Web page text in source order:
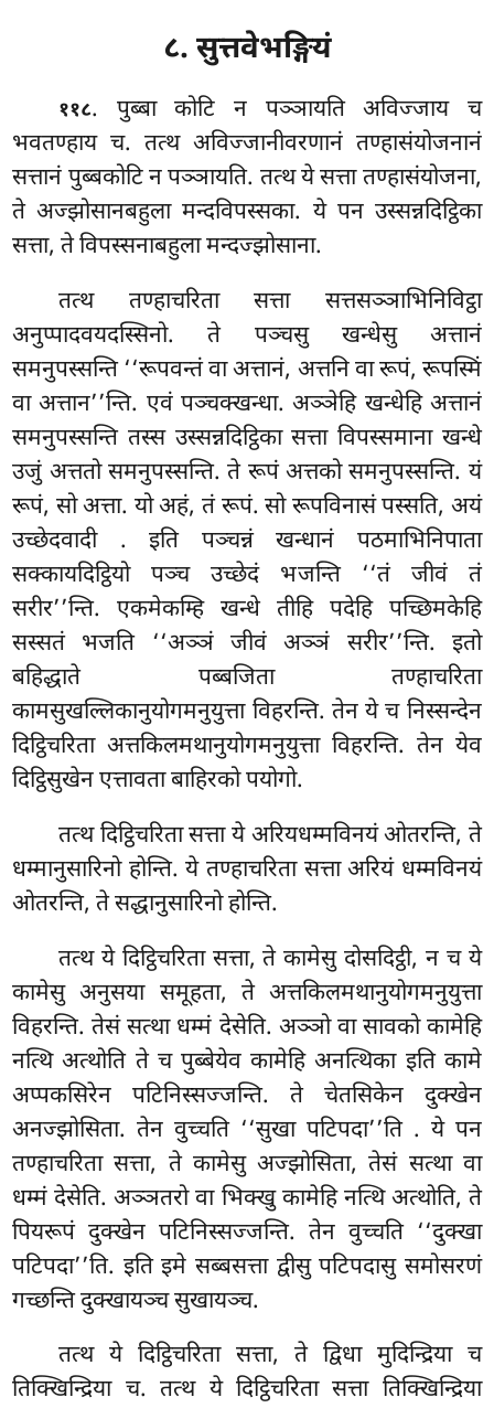
८. सुत्तवेभङ्गियं
११८. पुब्बाकोटि न पञ्ञायति अविज्जाय च
भवतण्हाय च. तत्थ अविज्जानीवरणानं तण्हासंयोजनानं
सत्तानं पुब्बकोटि न पञ्ञायति. तत्थ ये सत्ता तण्हासंयोजना,
ते अज्झोसानबहुला मन्दविपस्सका. ये पन उस्सन्नदिट्ठिका
सत्ता, ते विपस्सनाबहुला मन्दज्झोसाना.
तत्थ तण्हाचरिता सत्ता सत्तसञ्ञाभिनिविट्ठा
अनुप्पादवयदस्सिनो. ते पञ्चसु खन्धेसु अत्तानं
समनुपस्सन्ति ‘‘रूपवन्तं वा अत्तानं, अत्तनि वा रूपं, रूपस्मिं
वा अत्तान’’न्ति. एवं पञ्चक्खन्धा. अञ्ञेहि खन्धेहि अत्तानं
समनुपस्सन्ति तस्स उस्सन्नदिट्ठिका सत्ता विपस्समाना खन्धे
उजुं अत्ततो समनुपस्सन्ति. ते रूपं अत्तको समनुपस्सन्ति. यं
रूपं, सो अत्ता. यो अहं, तं रूपं. सो रूपविनासं पस्सति, अयं
उच्छेदवादी . इति पञ्चन्नं खन्धानं पठमाभिनिपाता
सक्कायदिट्ठियो पञ्च उच्छेदं भजन्ति ‘‘तं जीवं तं
सरीर’’न्ति. एकमेकम्हि खन्धे तीहि पदेहि पच्छिमकेहि
सस्सतं भजति ‘‘अञ्ञं जीवं अञ्ञं सरीर’’न्ति. इतो
बहिद्धाते पब्बजिता तण्हाचरिता
कामसुखल्लिकानुयोगमनुयुत्ता विहरन्ति. तेन ये च निस्सन्देन
दिट्ठिचरिता अत्तकिलमथानुयोगमनुयुत्ता विहरन्ति. तेन येव
दिट्ठिसुखेन एत्तावता बाहिरको पयोगो.
तत्थ दिट्ठिचरिता सत्ता ये अरियधम्मविनयं ओतरन्ति, ते
धम्मानुसारिनो होन्ति. ये तण्हाचरिता सत्ता अरियं धम्मविनयं
ओतरन्ति, ते सद्धानुसारिनो होन्ति.
तत्थ ये दिट्ठिचरिता सत्ता, ते कामेसु दोसदिट्ठी, न च ये
कामेसु अनुसया समूहता, ते अत्तकिलमथानुयोगमनुयुत्ता
विहरन्ति. तेसं सत्था धम्मं देसेति. अञ्ञो वा सावको कामेहि
नत्थि अत्थोति ते च पुब्बेयेव कामेहि अनत्थिका इति कामे
अप्पकसिरेन पटिनिस्सज्जन्ति. ते चेतसिकेन दुक्खेन
अनज्झोसिता. तेन वुच्चति ‘‘सुखा पटिपदा’’ति . ये पन
तण्हाचरिता सत्ता, ते कामेसु अज्झोसिता, तेसं सत्था वा
धम्मं देसेति. अञ्ञतरो वा भिक्खु कामेहि नत्थि अत्थोति, ते
पियरूपं दुक्खेन पटिनिस्सज्जन्ति. तेन वुच्चति ‘‘दुक्खा
पटिपदा’’ति. इति इमे सब्बसत्ता द्वीसु पटिपदासु समोसरणं
गच्छन्ति दुक्खायञ्च सुखायञ्च.
तत्थ ये दिट्ठिचरिता सत्ता, ते द्विधा मुदिन्द्रिया च
तिक्खिन्द्रिया च. तत्थ ये दिट्ठिचरिता सत्ता तिक्खिन्द्रिया